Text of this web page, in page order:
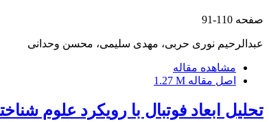
صفحه 110-91
عبدالرحیم نوری حربی، مهدی سلیمی، محسن وحدانی
مشاهده مقاله
اصل مقاله 1.27 M
تحلیل ابعاد فوتبال با رویکرد علوم